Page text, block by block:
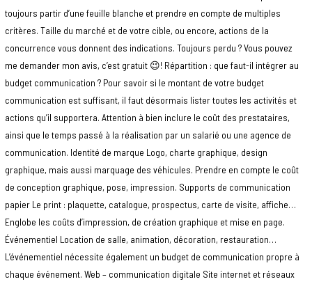
toujours partir d’une feuille blanche et prendre en compte de multiples
critères. Taille du marché et de votre cible, ou encore, actions de la
concurrence vous donnent des indications. Toujours perdu ? Vous pouvez
me demander mon avis, c’est gratuit 😉! Répartition : que faut-il intégrer au
budget communication ? Pour savoir si le montant de votre budget
communication est suffisant, il faut désormais lister toutes les activités et
actions qu’il supportera. Attention à bien inclure le coût des prestataires,
ainsi que le temps passé à la réalisation par un salarié ou une agence de
communication. Identité de marque Logo, charte graphique, design
graphique, mais aussi marquage des véhicules. Prendre en compte le coût
de conception graphique, pose, impression. Supports de communication
papier Le print : plaquette, catalogue, prospectus, carte de visite, affiche…
Englobe les coûts d’impression, de création graphique et mise en page.
Événementiel Location de salle, animation, décoration, restauration…
L’événementiel nécessite également un budget de communication propre à
chaque événement. Web – communication digitale Site internet et réseaux